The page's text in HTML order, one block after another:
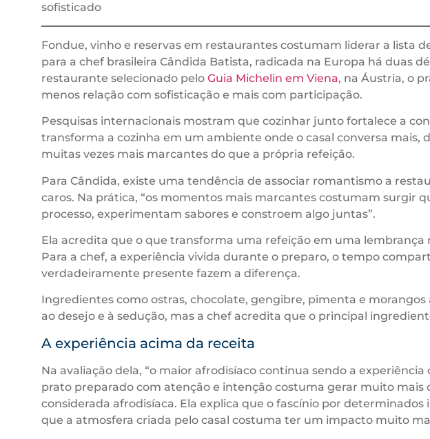
sofisticado
Fondue, vinho e reservas em restaurantes costumam liderar a lista
para a chef brasileira Cândida Batista, radicada na Europa há duas
restaurante selecionado pelo Guia Michelin em Viena, na Áustria, o
menos relação com sofisticação e mais com participação.
Pesquisas internacionais mostram que cozinhar junto fortalece a
transforma a cozinha em um ambiente onde o casal conversa mais,
muitas vezes mais marcantes do que a própria refeição.
Para Cândida, existe uma tendência de associar romantismo a
caros. Na prática, “os momentos mais marcantes costumam surgir
processo, experimentam sabores e constroem algo juntas”.
Ela acredita que o que transforma uma refeição em uma lembrança
Para a chef, a experiência vivida durante o preparo, o tempo
verdadeiramente presente fazem a diferença.
Ingredientes como ostras, chocolate, gengibre, pimenta e
ao desejo e à sedução, mas a chef acredita que o principal
A experiência acima da receita
Na avaliação dela, “o maior afrodisíaco continua sendo a
prato preparado com atenção e intenção costuma gerar muito mais
considerada afrodisíaca. Ela explica que o fascínio por
que a atmosfera criada pelo casal costuma ter um impacto muito